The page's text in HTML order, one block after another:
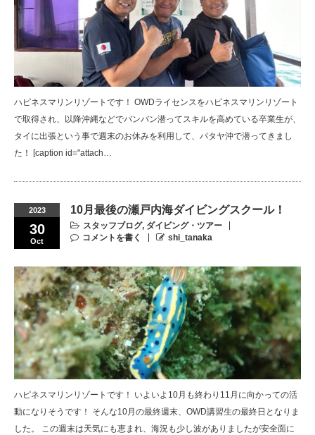
ハピネスマリンリゾートです！ OWDライセンスをハピネスマリンリゾート
で取得され、以降沖縄などでバンバン潜ってスキルを高めている卒業生が、
タイに出張という事で週末のお休みを利用して、パタヤ沖で潜ってきまし
た！ [caption id="attach…
2023
30
Oct
10月最後の瀬戸内海ダイビングスクール！
スタッフブログ, ダイビング・ツアー
コメントを書く
shi_tanaka
ハピネスマリンリゾートです！ いよいよ10月も終わり11月に向かっての活
動になりそうです！ そんな10月の最終週末、OWD講習生の最終日となりま
した。 この週末は天気にも恵まれ、海況も少し波がありましたが安全面に